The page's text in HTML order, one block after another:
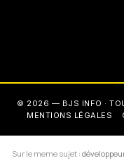
© 2026 — BJS INFO ·
MENTIONS LÉGALES
Sur le meme sujet :